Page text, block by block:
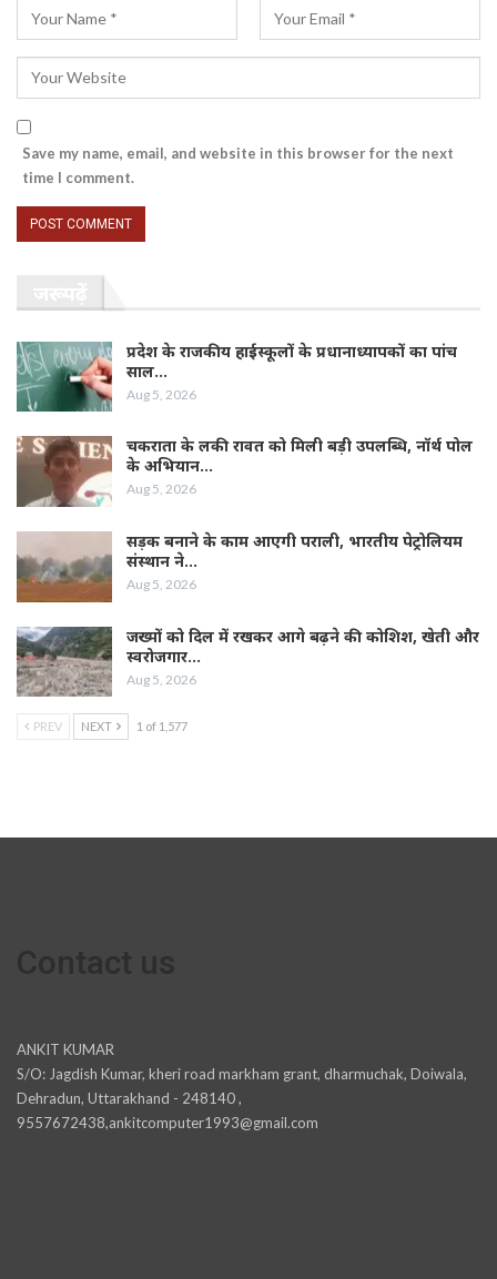
Save my name, email, and website in this browser for the next
time I comment.
प्रदेश के राजकीय हाईस्कूलों के प्रधानाध्यापकों का पांच
साल…
Aug 5, 2026
चकराता के लकी रावत को मिली बड़ी उपलब्धि, नॉर्थ पोल
के अभियान…
Aug 5, 2026
सड़क बनाने के काम आएगी पराली, भारतीय पेट्रोलियम
संस्थान ने…
Aug 5, 2026
जख्मों को दिल में रखकर आगे बढ़ने की कोशिश, खेती और
स्वरोजगार…
Aug 5, 2026
PREV NEXT 1 of 1,577
ANKIT KUMAR
S/O: Jagdish Kumar, kheri road markham grant, dharmuchak, Doiwala,
Dehradun, Uttarakhand - 248140 ,
9557672438,ankitcomputer1993@gmail.com